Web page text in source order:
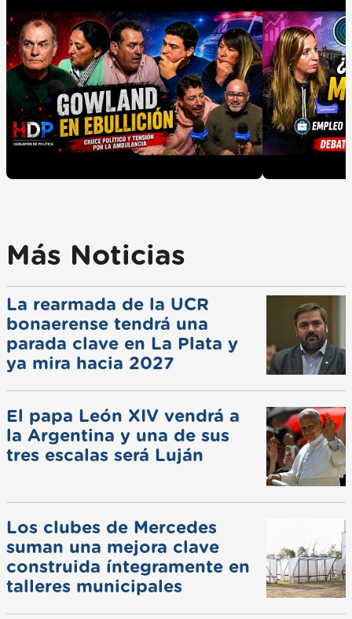
Más Noticias
La rearmada de la UCR
bonaerense tendrá una
parada clave en La Plata y
ya mira hacia 2027
El papa León XIV vendrá a
la Argentina y una de sus
tres escalas será Luján
Los clubes de Mercedes
suman una mejora clave
construida íntegramente en
talleres municipales